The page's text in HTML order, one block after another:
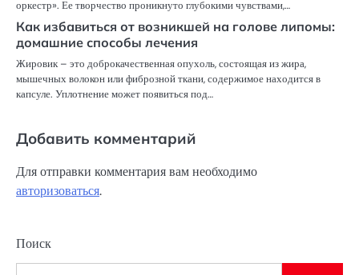
оркестр». Ее творчество проникнуто глубокими чувствами,…
Как избавиться от возникшей на голове липомы:
домашние способы лечения
Жировик – это доброкачественная опухоль, состоящая из жира,
мышечных волокон или фиброзной ткани, содержимое находится в
капсуле. Уплотнение может появиться под…
Добавить комментарий
Для отправки комментария вам необходимо
авторизоваться.
Поиск